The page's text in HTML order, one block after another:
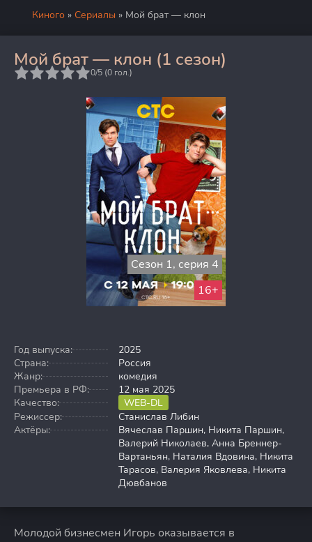
Киного » Сериалы » Мой брат — клон
Мой брат — клон (1 сезон)
0/5 (0 гол.)
Сезон 1, серия 4
16+
Год выпуска:
2025
Страна:
Россия
Жанр:
комедия
Премьера в РФ:
12 мая 2025
Качество:
WEB-DL
Режиссер:
Станислав Либин
Актёры:
Вячеслав Паршин, Никита Паршин,
Валерий Николаев, Анна Бреннер-
Вартаньян, Наталия Вдовина, Никита
Тарасов, Валерия Яковлева, Никита
Дювбанов
Молодой бизнесмен Игорь оказывается в